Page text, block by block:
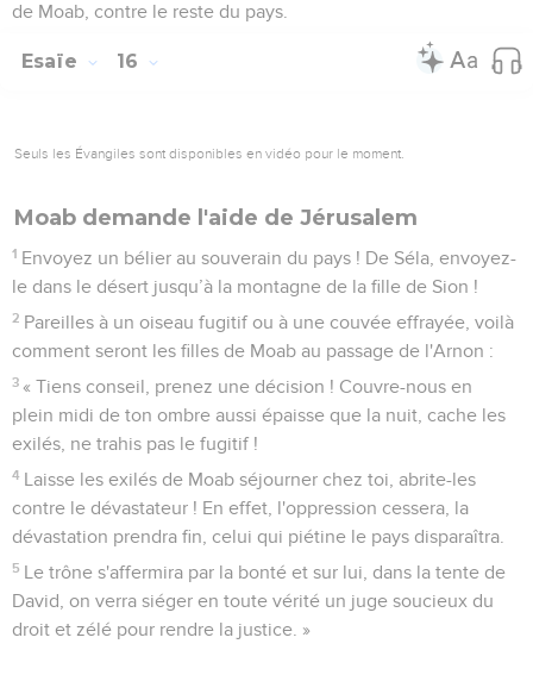
de Moab, contre le reste du pays.
Esaïe 16
Seuls les Évangiles sont disponibles en vidéo pour le moment.
Moab demande l'aide de Jérusalem
1 Envoyez un bélier au souverain du pays ! De Séla, envoyez-
le dans le désert jusqu’à la montagne de la fille de Sion !
2 Pareilles à un oiseau fugitif ou à une couvée effrayée, voilà
comment seront les filles de Moab au passage de l'Arnon :
3 « Tiens conseil, prenez une décision ! Couvre-nous en
plein midi de ton ombre aussi épaisse que la nuit, cache les
exilés, ne trahis pas le fugitif !
4 Laisse les exilés de Moab séjourner chez toi, abrite-les
contre le dévastateur ! En effet, l'oppression cessera, la
dévastation prendra fin, celui qui piétine le pays disparaîtra.
5 Le trône s'affermira par la bonté et sur lui, dans la tente de
David, on verra siéger en toute vérité un juge soucieux du
droit et zélé pour rendre la justice. »